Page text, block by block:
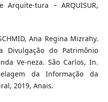
tura – ARQUISUR,
Ana Regina Mizrahy.
Divulgação do Patrimônio
Ve-neza. São Carlos, In.
da Informação da
2019, Anais.